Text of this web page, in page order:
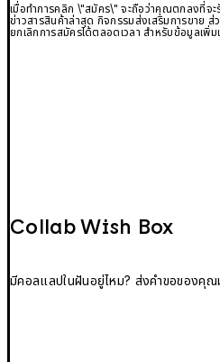
เมื่อทำการคลิก \"สมัคร\" จะถือว่าคุณตกลงที่จะ
ข่าวสารสินค้าล่าสุด กิจกรรมส่งเสริมการขาย
ยกเลิกการสมัครได้ตลอดเวลา สำหรับข้อมูลเพิ่ม
Collab Wish Box
มีคอลแลปในฝันอยู่ไหม? ส่งคำขอของคุณ